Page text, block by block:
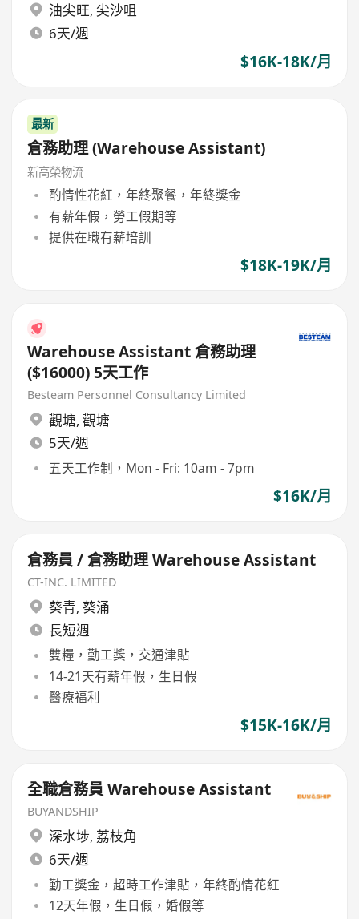
油尖旺, 尖沙咀
6天/週
$16K-18K/月
最新
倉務助理 (Warehouse Assistant)
新高榮物流
酌情性花紅，年終聚餐，年終獎金
有薪年假，勞工假期等
提供在職有薪培訓
$18K-19K/月
Warehouse Assistant 倉務助理
($16000) 5天工作
Besteam Personnel Consultancy Limited
觀塘, 觀塘
5天/週
五天工作制，Mon - Fri: 10am - 7pm
$16K/月
倉務員 / 倉務助理 Warehouse Assistant
CT-INC. LIMITED
葵青, 葵涌
長短週
雙糧，勤工獎，交通津貼
14-21天有薪年假，生日假
醫療福利
$15K-16K/月
全職倉務員 Warehouse Assistant
BUYANDSHIP
深水埗, 荔枝角
6天/週
勤工獎金，超時工作津貼，年終酌情花紅
12天年假，生日假，婚假等